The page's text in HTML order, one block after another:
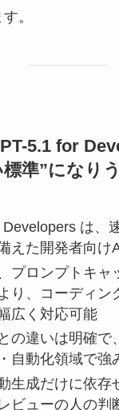
。
5.1 for
準”になり
は、
えた開発者向け
プロンプトキャ
り、コーディン
広く対応可能
の違いは明確で
自動化領域で強
生成だけに依存
ビューの人の判